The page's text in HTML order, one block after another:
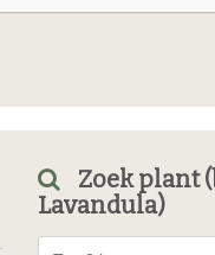
Zoek plant
Lavandula)